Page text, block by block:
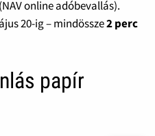
online adóbevallás).
20-ig – mindössze2 perc
papír